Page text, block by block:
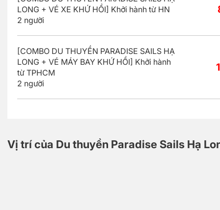
LONG + VÉ XE KHỨ HỒI] Khởi hành từ HN
2 người
[COMBO DU THUYỀN PARADISE SAILS HẠ
LONG + VÉ MÁY BAY KHỨ HỒI] Khởi hành
từ TPHCM
2 người
Vị trí của Du thuyền Paradise Sails Hạ